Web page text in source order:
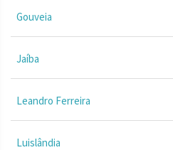
Gouveia
Jaíba
Leandro Ferreira
Luislândia